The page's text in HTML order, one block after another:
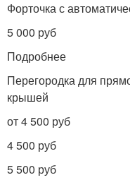
Форточка с
5 000 руб
Подробнее
Перегородка для
крышей
от 4 500 руб
4 500 руб
5 500 руб